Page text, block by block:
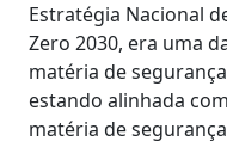
Estratégia Nacional
Zero 2030, era uma
matéria de
estando alinhada
matéria de